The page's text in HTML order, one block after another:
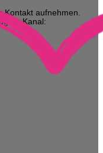
Kontakt aufnehmen.
Kanal: